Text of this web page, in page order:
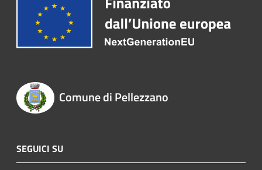
Comune di Pellezzano
SEGUICI SU